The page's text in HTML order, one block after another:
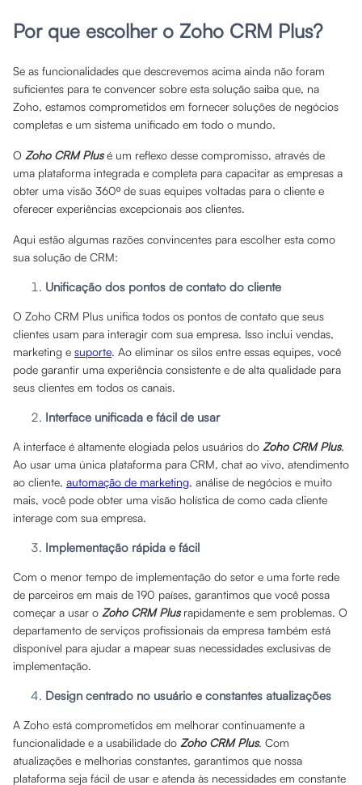
Por que escolher o Zoho CRM Plus?
Se as funcionalidades que descrevemos acima ainda não foram
suficientes para te convencer sobre esta solução saiba que, na
Zoho, estamos comprometidos em fornecer soluções de negócios
completas e um sistema unificado em todo o mundo.
O Zoho CRM Plusé um reflexo desse compromisso, através de
uma plataforma integrada e completa para capacitar as empresas a
obter uma visão 360º de suas equipes voltadas para o cliente e
oferecer experiências excepcionais aos clientes.
Aqui estão algumas razões convincentes para escolher esta como
sua solução de CRM:
Unificação dos pontos de contato do cliente
O Zoho CRM Plus unifica todos os pontos de contato que seus
clientes usam para interagir com sua empresa. Isso inclui vendas,
marketing e suporte. Ao eliminar os silos entre essas equipes, você
pode garantir uma experiência consistente e de alta qualidade para
seus clientes em todos os canais.
Interface unificada e fácil de usar
A interface é altamente elogiada pelos usuários do Zoho CRM Plus.
Ao usar uma única plataforma para CRM, chat ao vivo, atendimento
ao cliente, automação de marketing, análise de negócios e muito
mais, você pode obter uma visão holística de como cada cliente
interage com sua empresa.
Implementação rápida e fácil
Com o menor tempo de implementação do setor e uma forte rede
de parceiros em mais de 190 países, garantimos que você possa
começar a usar o Zoho CRM Plusrapidamente e sem problemas. O
departamento de serviços profissionais da empresa também está
disponível para ajudar a mapear suas necessidades exclusivas de
implementação.
Design centrado no usuário e constantes atualizações
A Zoho está comprometidos em melhorar continuamente a
funcionalidade e a usabilidade do Zoho CRM Plus. Com
atualizações e melhorias constantes, garantimos que nossa
plataforma seja fácil de usar e atenda às necessidades em constante